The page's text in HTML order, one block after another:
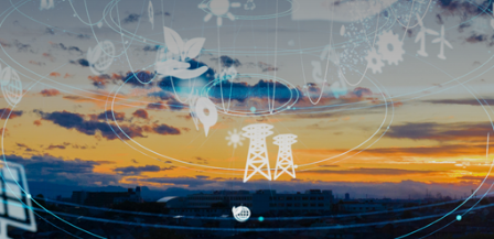
Sürdürülebilirlik
Yatırımcı İlişkileri
E Path
CPR
Medya
Etik Değerler